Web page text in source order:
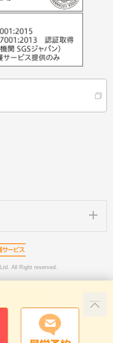
All Right reserved.